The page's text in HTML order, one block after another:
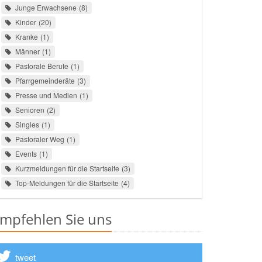
Junge Erwachsene 8
Kinder 20
Kranke 1
Männer 1
Pastorale Berufe 1
Pfarrgemeinderäte 3
Presse und Medien 1
Senioren 2
Singles 1
Pastoraler Weg 1
Events 1
Kurzmeldungen für die Startseite 3
Top-Meldungen für die Startseite 4
Sie uns
tweet